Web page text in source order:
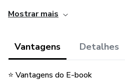
Como montar um cardápio seguro
Estratégias para viver bem, sem
Mostrar mais
Vantagens Detalhes
⭐ Vantagens do E-book